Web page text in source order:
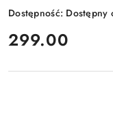
Dostępność:
cena:
299.00